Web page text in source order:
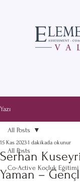
Yazı
All Posts
Co-Active Koçluk Eğitimi
All Posts
Serhan
Yaman –
15 Kas 20231 dakikada okunur